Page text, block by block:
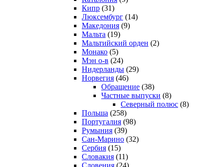
Кипр (31)
Люксембург (14)
Македония (9)
Мальта (19)
Мальтийский орден (2)
Монако (5)
Мэн о-в (24)
Нидерланды (29)
Норвегия (46)
Обращение (38)
Частные выпуски (8)
Северный полюс (8)
Польша (258)
Португалия (98)
Румыния (39)
Сан-Марино (32)
Сербия (15)
Словакия (11)
Словения (24)